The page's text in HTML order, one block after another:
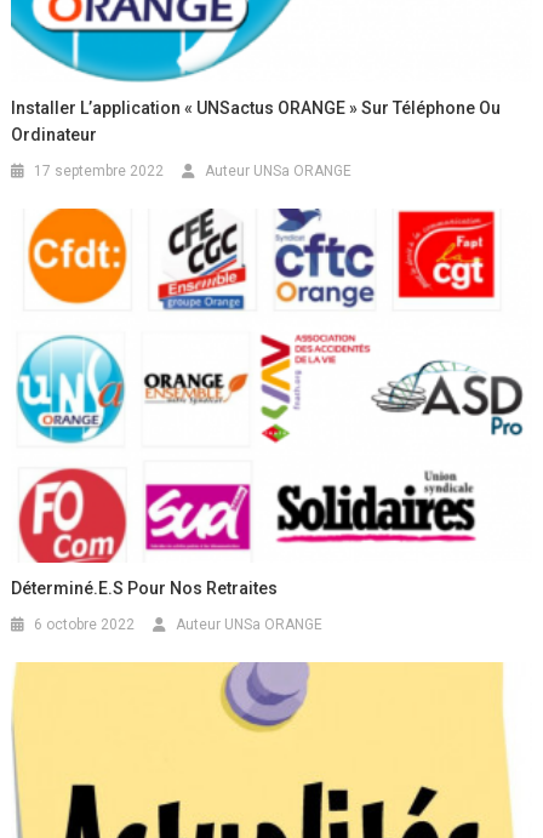
Installer L’application « UNSactus ORANGE » Sur Téléphone Ou
Ordinateur
17 septembre 2022 Auteur UNSa ORANGE
Déterminé.e.s Pour Nos Retraites
6 octobre 2022 Auteur UNSa ORANGE